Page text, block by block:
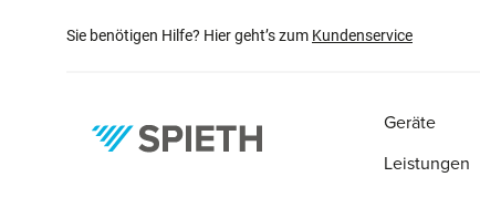
Zur Hauptnavigation springen
Sie benötigen Hilfe? Hier geht’s zum Kundenservice
Geräte
Leistungen